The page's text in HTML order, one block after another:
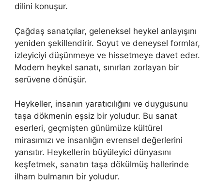
dilini konuşur.
Çağdaş sanatçılar, geleneksel heykel anlayışını
yeniden şekillendirir. Soyut ve deneysel formlar,
izleyiciyi düşünmeye ve hissetmeye davet eder.
Modern heykel sanatı, sınırları zorlayan bir
serüvene dönüşür.
Heykeller, insanın yaratıcılığını ve duygusunu
taşa dökmenin eşsiz bir yoludur. Bu sanat
eserleri, geçmişten günümüze kültürel
mirasımızı ve insanlığın evrensel değerlerini
yansıtır. Heykellerin büyüleyici dünyasını
keşfetmek, sanatın taşa dökülmüş hallerinde
ilham bulmanın bir yoludur.